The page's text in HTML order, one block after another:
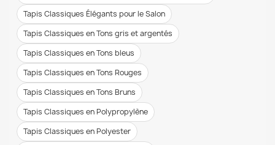
Tapis Classiques Élégants pour le Salon
Tapis Classiques en Tons gris et argentés
Tapis Classiques en Tons bleus
Tapis Classiques en Tons Rouges
Tapis Classiques en Tons Bruns
Tapis Classiques en Polypropylène
Tapis Classiques en Polyester